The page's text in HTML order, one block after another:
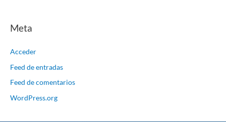
Meta
Acceder
Feed de entradas
Feed de comentarios
WordPress.org